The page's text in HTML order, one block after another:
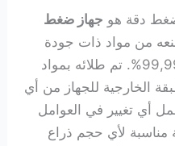
دقة هو جهاز ضغط
من مواد ذات جودة
عالية مع الزئبق النقي بنسبة 99,99%. تم طلائه بمواد
الخارجية للجهاز من أي
أي تغيير في العوامل
مناسبة لأي حجم ذراع